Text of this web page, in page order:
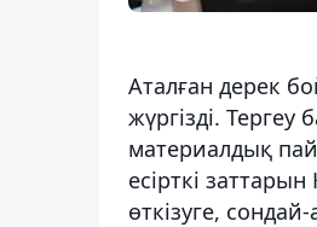
Аталған дерек
жүргізді.
материалдық
есірткі
өткізуге,